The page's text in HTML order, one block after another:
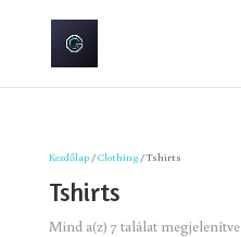
Kezdőlap/Clothing/ Tshirts
Tshirts
Mind a(z) 7 találat megjelenítve